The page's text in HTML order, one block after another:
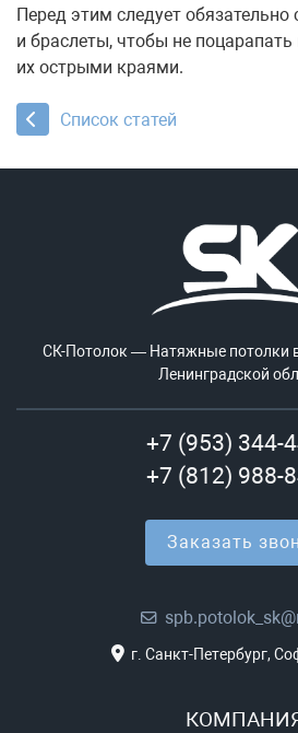
Перед этим следует обязательно
и браслеты, чтобы не
их острыми краями.
Список статей
СК-Потолок — Натяжные потолки
Ленинградской
+7 (953) 344-
+7 (812) 988-
Заказать
г. Санкт-Петербург,